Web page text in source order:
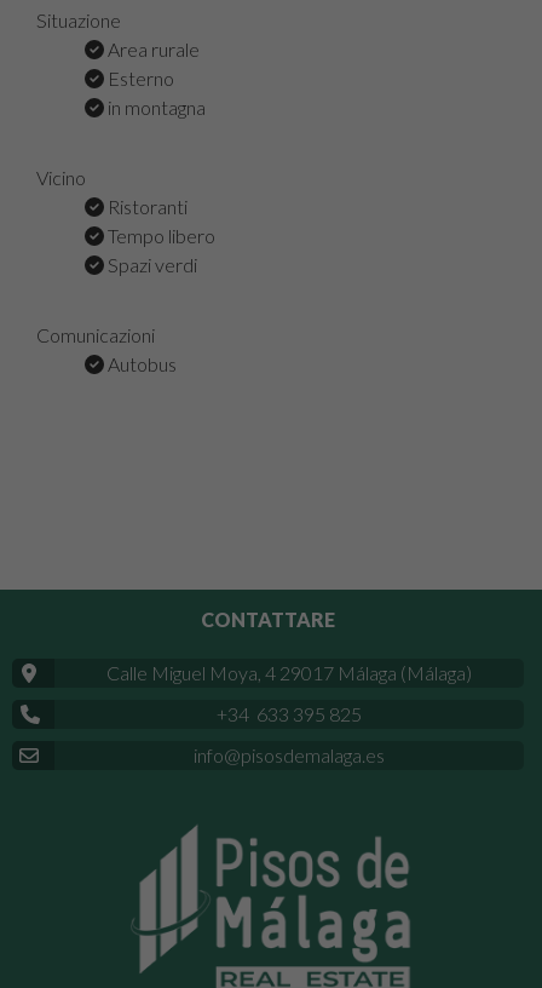
Situazione
Area rurale
Esterno
in montagna
Vicino
Ristoranti
Tempo libero
Spazi verdi
Comunicazioni
Autobus
CONTATTARE
Calle Miguel Moya, 4 29017 Málaga (Málaga)
+34 633 395 825
info@pisosdemalaga.es